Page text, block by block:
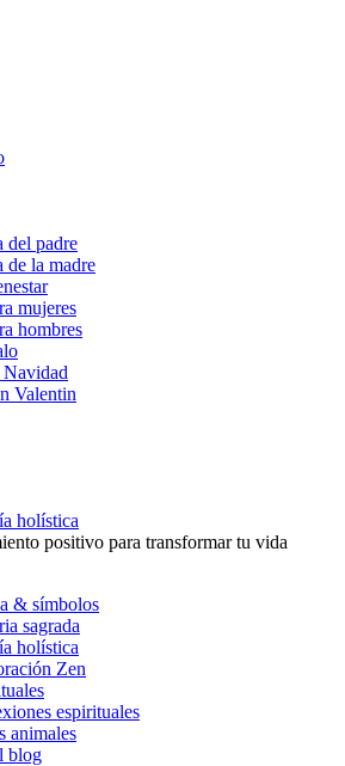
del padre
de la madre
mujeres
hombres
Navidad
Valentin
holística
positivo para transformar tu vida
& símbolos
sagrada
holística
Zen
espirituales
animales
blog